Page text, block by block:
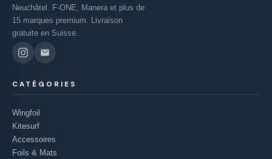
Neuchâtel. F-ONE, Manera et plus de
15 marques premium. Livraison
gratuite en Suisse.
CATÉGORIES
Wingfoil
Kitesurf
Accessoires
Foils & Mats